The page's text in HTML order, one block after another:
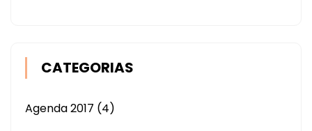
CATEGORIAS
Agenda 2017 (4)